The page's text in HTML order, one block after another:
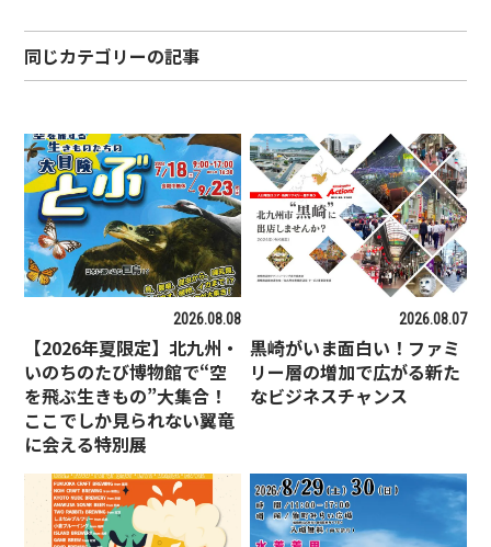
同じカテゴリーの記事
2026.08.08
【2026年夏限定】北九州・
いのちのたび博物館で“空
を飛ぶ生きもの”大集合！
ここでしか見られない翼竜
に会える特別展
2026.08.07
黒崎がいま面白い！ファミ
リー層の増加で広がる新た
なビジネスチャンス